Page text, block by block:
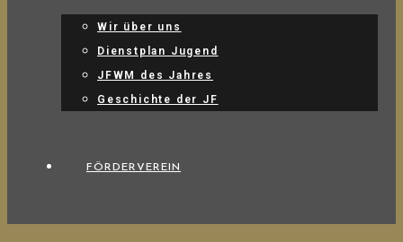
Wir über uns
Dienstplan Jugend
JFWM des Jahres
Geschichte der JF
FÖRDERVEREIN